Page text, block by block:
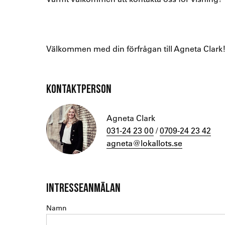
Välkommen med din förfrågan till Agneta Clark!
KONTAKTPERSON
Agneta Clark
031-24 23 00/0709-24 23 42
agneta@lokallots.se
INTRESSEANMÄLAN
Namn